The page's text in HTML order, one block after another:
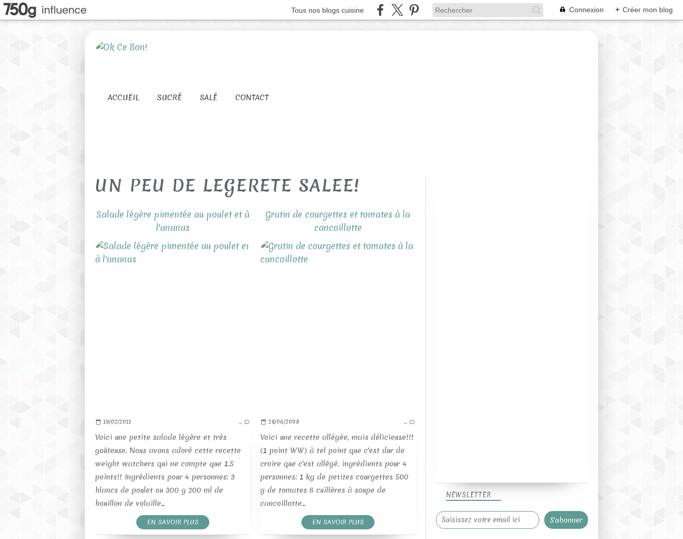
Tous nos blogs cuisine Connexion + Créer mon blog
ACCUEIL SUCRÉ SALÉ CONTACT
UN PEU DE LEGERETE SALEE!
Salade légère pimentée au poulet et à
l'ananas
UN PEU DE LÉGÈRETÉ SALÉE!
19/02/2011 …
Voici une petite salade légère et très
goûteuse. Nous avons adoré cette recette
weight watchers qui ne compte que 1.5
points!! Ingrédients pour 4 personnes: 3
blancs de poulet ou 300 g 200 ml de
bouillon de volaille...
EN SAVOIR PLUS
Gratin de courgettes et tomates à la
cancoillotte
28/06/2008 …
Voici une recette allégée, mais délicieuse!!!
(1 point WW) à tel point que c'est dur de
croire que c'est allégé. ingrédients pour 4
personnes: 1 kg de petites courgettes 500
g de tomates 6 cuillères à soupe de
cancoillotte...
EN SAVOIR PLUS
NEWSLETTER